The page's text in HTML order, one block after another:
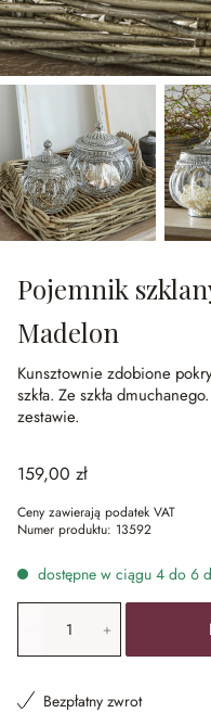
Pojemnik
Madelon
Kunsztownie zdobione
szkła. Ze szkła dmuchanego.
zestawie.
159,00 zł
Ceny zawierają podatek VAT
Numer produktu: 13592
dostępne w ciągu 4 do 6
Ilość produktu:
Bezpłatny zwrot